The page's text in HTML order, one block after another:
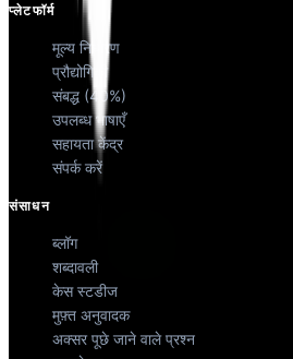
प्लेटफॉर्म
मूल्य निर्धारण
प्रौद्योगिकी
संबद्ध (40%)
उपलब्ध भाषाएँ
सहायता केंद्र
संपर्क करें
संसाधन
ब्लॉग
शब्दावली
केस स्टडीज
मुफ़्त अनुवादक
अक्सर पूछे जाने वाले प्रश्न